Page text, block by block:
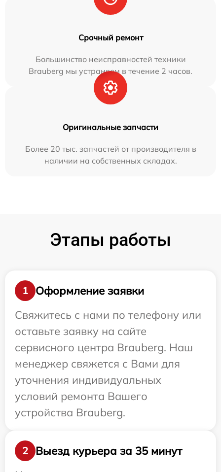
Срочный ремонт
Большинство неисправностей техники
Brauberg мы устраняем в течение 2 часов.
Оригинальные запчасти
Более 20 тыс. запчастей от производителя в
наличии на собственных складах.
Этапы работы
1
Оформление заявки
Свяжитесь с нами по телефону или
оставьте заявку на сайте
сервисного центра Brauberg. Наш
менеджер свяжется с Вами для
уточнения индивидуальных
условий ремонта Вашего
устройства Brauberg.
2
Выезд курьера за 35 минут